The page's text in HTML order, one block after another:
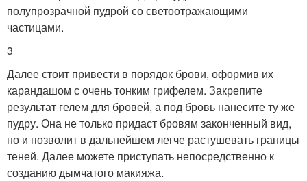
полупрозрачной пудрой со светоотражающими
частицами.
3
Далее стоит привести в порядок брови, оформив их
карандашом с очень тонким грифелем. Закрепите
результат гелем для бровей, а под бровь нанесите ту же
пудру. Она не только придаст бровям законченный вид,
но и позволит в дальнейшем легче растушевать границы
теней. Далее можете приступать непосредственно к
созданию дымчатого макияжа.